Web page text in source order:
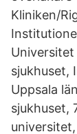
Kliniken/
sjukhuset,
Uppsala
sjukhuset,